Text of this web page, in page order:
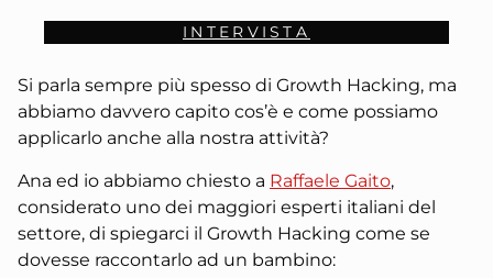
INTERVISTA
Si parla sempre più spesso di Growth Hacking, ma
abbiamo davvero capito cos’è e come possiamo
applicarlo anche alla nostra attività?
Ana ed io abbiamo chiesto a Raffaele Gaito,
considerato uno dei maggiori esperti italiani del
settore, di spiegarci il Growth Hacking come se
dovesse raccontarlo ad un bambino: